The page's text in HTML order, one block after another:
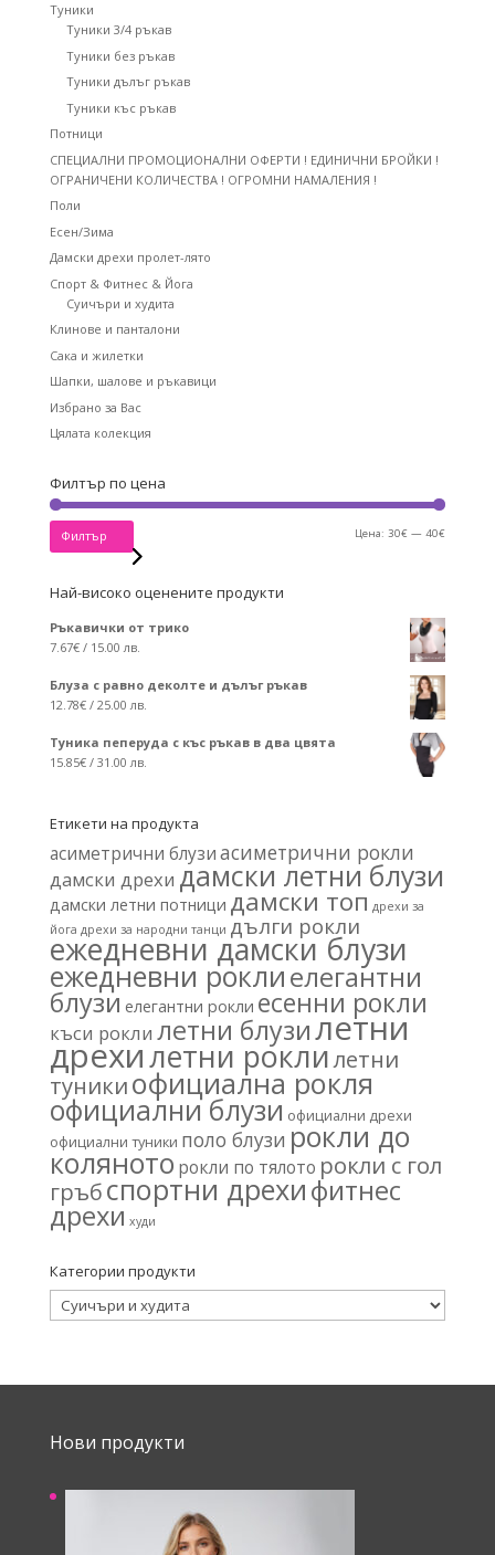
Туники
Туники 3/4 ръкав
Туники без ръкав
Туники дълъг ръкав
Туники къс ръкав
Потници
СПЕЦИАЛНИ ПРОМОЦИОНАЛНИ ОФЕРТИ ! ЕДИНИЧНИ БРОЙКИ !
ОГРАНИЧЕНИ КОЛИЧЕСТВА ! ОГРОМНИ НАМАЛЕНИЯ !
Поли
Есен/Зима
Дамски дрехи пролет-лято
Спорт & Фитнес & Йога
Суичъри и худита
Клинове и панталони
Сака и жилетки
Шапки, шалове и ръкавици
Избрано за Вас
Цялата колекция
Филтър по цена
Филтър Цена:30€ —40€
Най-високо оценените продукти
Ръкавички от трико
7.67€/ 15.00 лв.
Блуза с равно деколте и дълъг ръкав
12.78€/ 25.00 лв.
Туника пеперуда с къс ръкав в два цвята
15.85€/ 31.00 лв.
Етикети на продукта
асиметрични блузиасиметрични рокли
дамски дрехи дамски летни блузи
дамски летни потници дамски топ дрехи за
йога дрехи за народни танци дълги рокли
ежедневни дамски блузи
ежедневни роклиелегантни
блузи елегантни рокли есенни рокли
къси рокли летни блузилетни
дрехилетни роклилетни
туникиофициална рокля
официални блузи официални дрехи
официални туники поло блузи рокли до
коляното рокли по тялото рокли с гол
гръбспортни дрехифитнес
дрехи худи
Категории продукти
Нови продукти